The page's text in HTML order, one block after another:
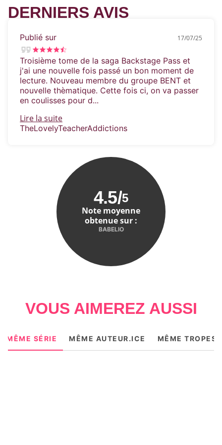
l’adorable enfant qui a bouleversé toute sa vie,
vue venir.
DERNIERS AVIS
Publié sur 17/07/25
Troisième tome de la saga Backstage Pass et
j'ai une nouvelle fois passé un bon moment de
lecture. Nouveau membre du groupe BENT et
nouvelle thèmatique. Cette fois ci, on va passer
en coulisses pour d...
Lire la suite
TheLovelyTeacherAddictions
4.5/5
Note moyenne
obtenue sur :
BABELIO
VOUS AIMEREZ AUSSI
MÊME SÉRIE MÊME AUTEUR.ICE MÊME TROPES